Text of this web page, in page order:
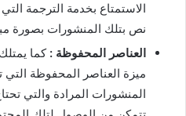
الاستمتاع بخدمة الترجمة
نص بتلك المنشورات بصورة
العناصر المحفوظة : كما
ميزة العناصر المحفوظة
المنشورات المرادة والتي